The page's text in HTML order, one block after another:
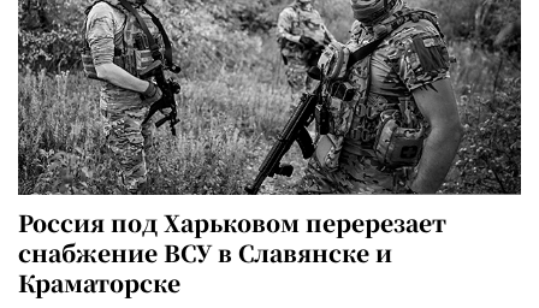
Россия под Харьковом перерезает
снабжение ВСУ в Славянске и
Краматорске